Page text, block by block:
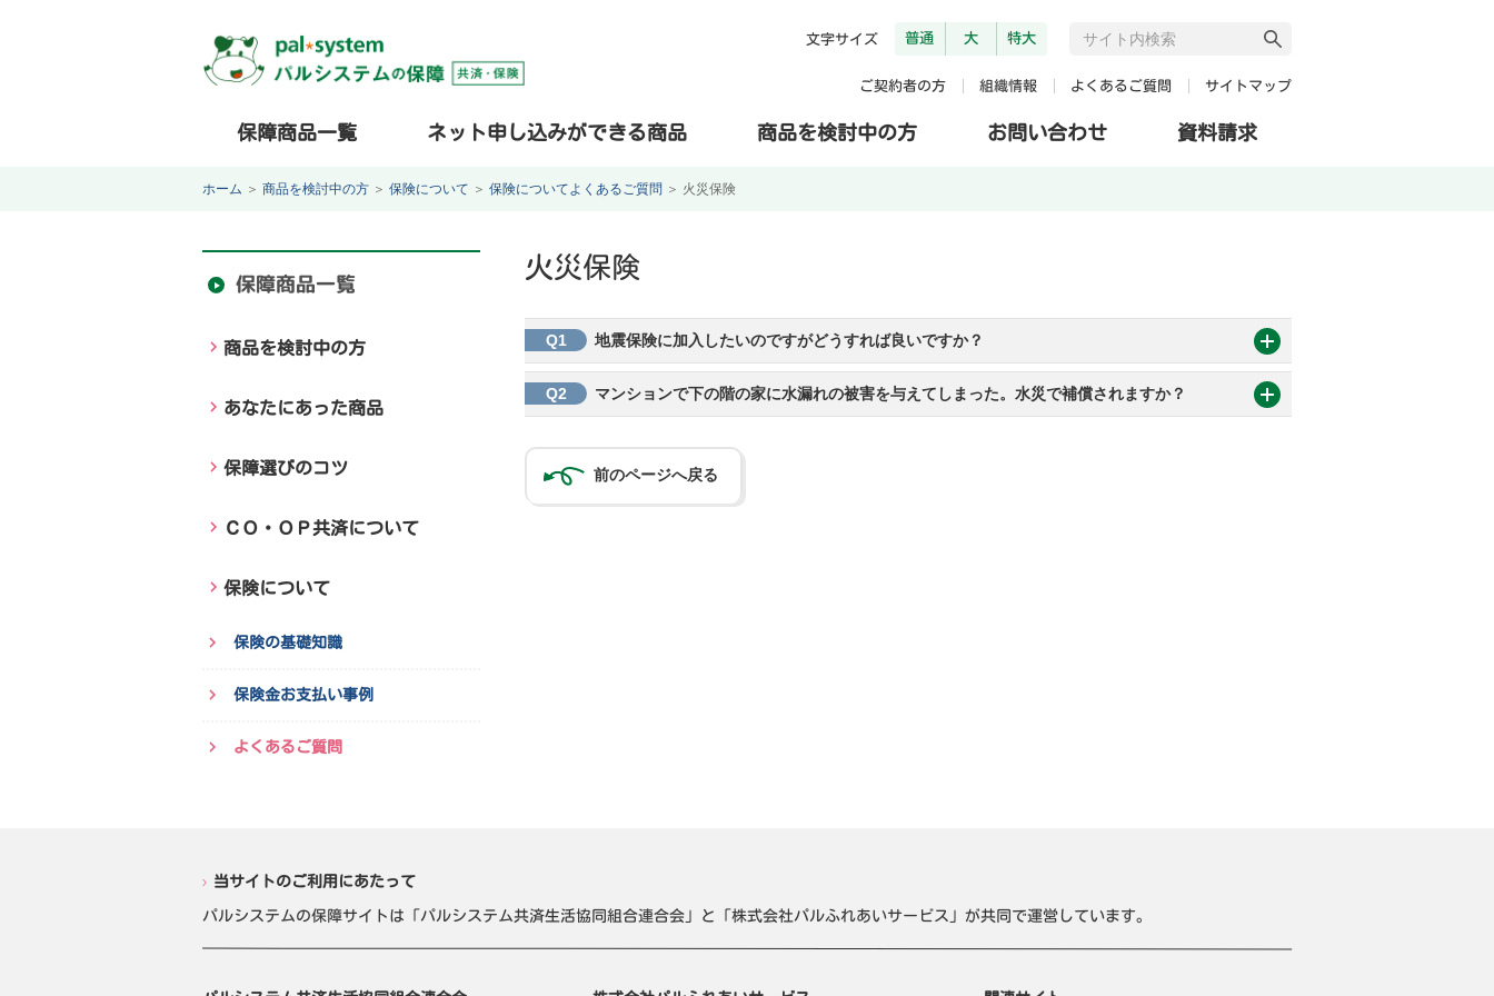
文字サイズ 普通 大 特大
ご契約者の方 組織情報 よくあるご質問 サイトマップ
保障商品一覧 ネット申し込みができる商品 商品を検討中の方 お問い合わせ 資料請求
ホーム ＞ 商品を検討中の方 ＞ 保険について ＞ 保険についてよくあるご質問 ＞ 火災保険
火災保険
Q1 地震保険に加入したいのですがどうすれば良いですか？
Q2 マンションで下の階の家に水漏れの被害を与えてしまった。水災で補償されますか？
前のページへ戻る
保障商品一覧
商品を検討中の方
あなたにあった商品
保障選びのコツ
ＣＯ・ＯＰ共済について
保険について
保険の基礎知識
保険金お支払い事例
よくあるご質問
当サイトのご利用にあたって
パルシステムの保障サイトは「パルシステム共済生活協同組合連合会」と「株式会社パルふれあいサービス」が共同で運営しています。